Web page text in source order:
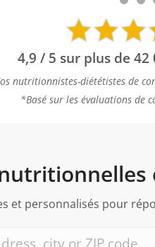
4,9 / 5 sur plus de 42
nutritionnistes-diététistes de
*Basé sur les évaluations de
et personnalisés pour